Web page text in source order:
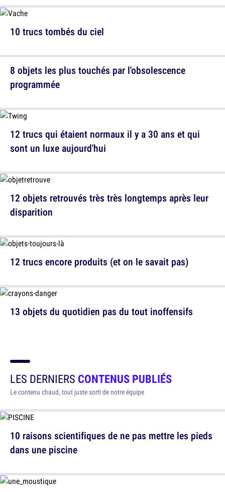
10 trucs tombés du ciel
12 trucs qui étaient normaux il y a 30 ans et qui
sont un luxe aujourd'hui
12 trucs encore produits (et on le savait pas)
8 objets les plus touchés par l'obsolescence
programmée
12 objets retrouvés très très longtemps après leur
disparition
13 objets du quotidien pas du tout inoffensifs
LES DERNIERS CONTENUS PUBLIÉS
Le contenu chaud, tout juste sorti de notre équipe
10 raisons scientifiques de ne pas mettre les pieds
dans une piscine